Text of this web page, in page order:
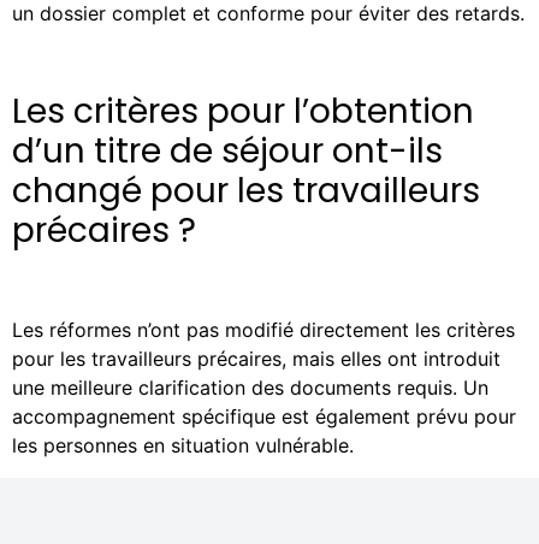
un dossier complet et conforme pour éviter des retards.
Les critères pour l’obtention
d’un titre de séjour ont-ils
changé pour les travailleurs
précaires ?
Les réformes n’ont pas modifié directement les critères
pour les travailleurs précaires, mais elles ont introduit
une meilleure clarification des documents requis. Un
accompagnement spécifique est également prévu pour
les personnes en situation vulnérable.